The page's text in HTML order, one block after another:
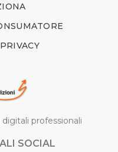
professionali
SOCIAL